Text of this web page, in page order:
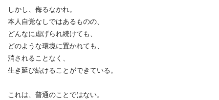
しかし、侮るなかれ。
本人自覚なしではあるものの、
どんなに虐げられ続けても、
どのような環境に置かれても、
消されることなく、
生き延び続けることができている。
これは、普通のことではない。